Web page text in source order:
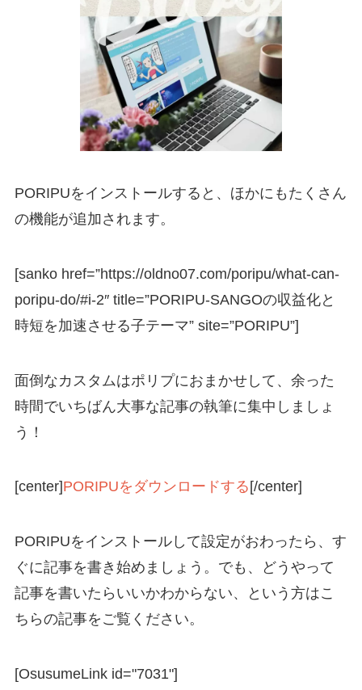
PORIPUをインストールすると、ほかにもたくさん
の機能が追加されます。
[sanko href=”https://oldno07.com/poripu/what-can-
poripu-do/#i-2″ title=”PORIPU-SANGOの収益化と
時短を加速させる子テーマ” site=”PORIPU”]
面倒なカスタムはポリプにおまかせして、余った
時間でいちばん大事な記事の執筆に集中しましょ
う！
[center]PORIPUをダウンロードする [/center]
PORIPUをインストールして設定がおわったら、す
ぐに記事を書き始めましょう。でも、どうやって
記事を書いたらいいかわからない、という方はこ
ちらの記事をご覧ください。
[OsusumeLink id="7031"]